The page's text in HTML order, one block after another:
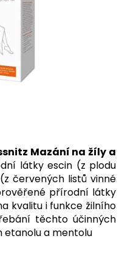
Mazání na žíly a
látky escin (z plodu
červených listů vinné
přírodní látky
kvalitu i funkce žilního
těchto účinných
etanolu a mentolu